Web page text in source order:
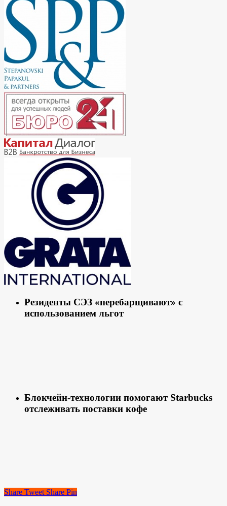
Резиденты СЭЗ «перебарщивают» с
использованием льгот
Блокчейн-технологии помогают Starbucks
отслеживать поставки кофе
Share Tweet Share Pin